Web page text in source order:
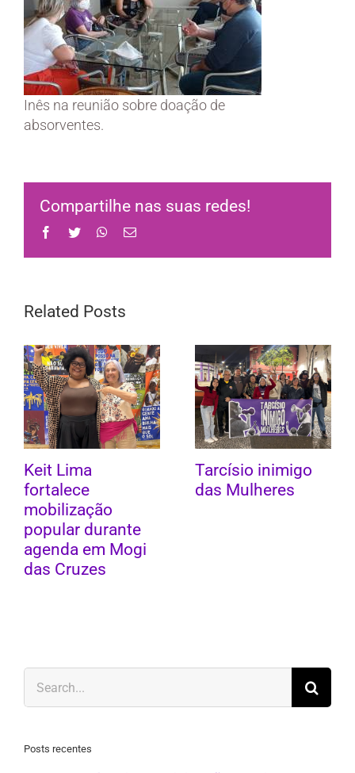
Inês na reunião sobre doação de
absorventes.
Compartilhe nas suas redes!
Facebook
Twitter WhatsApp
Email
Related Posts
Keit Lima
fortalece
mobilização
popular durante
agenda em Mogi
das Cruzes
Tarcísio inimigo
das Mulheres
for:
Posts recentes